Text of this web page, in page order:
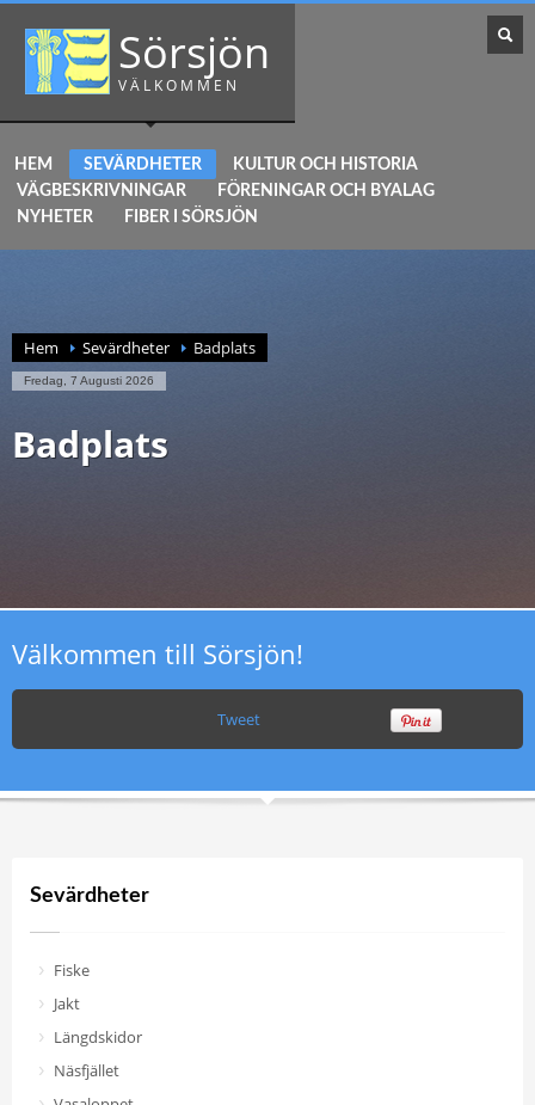
Sörsjön
VÄLKOMMEN
HEM SEVÄRDHETER
KULTUR OCH HISTORIA
VÄGBESKRIVNINGAR
FÖRENINGAR OCH BYALAG
NYHETER
FIBER I SÖRSJÖN
Hem Sevärdheter Badplats
Fredag, 7 Augusti 2026
Badplats
Välkommen till Sörsjön!
Tweet
Sevärdheter
Fiske
Jakt
Längdskidor
Näsfjället